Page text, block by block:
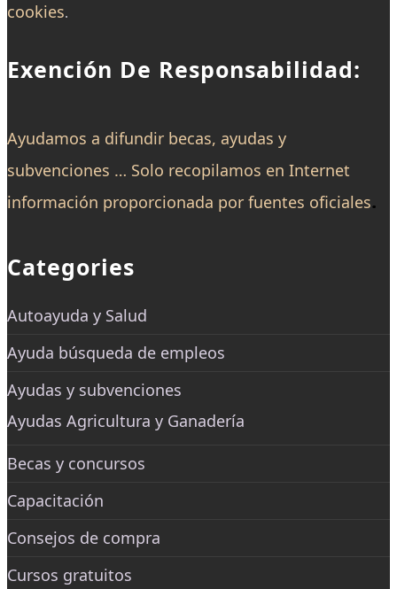
cookies.
Exención De Responsabilidad:
Ayudamos a difundir becas, ayudas y
subvenciones … Solo recopilamos en Internet
información proporcionada por fuentes oficiales.
Categories
Autoayuda y Salud
Ayuda búsqueda de empleos
Ayudas y subvenciones
Ayudas Agricultura y Ganadería
Becas y concursos
Capacitación
Consejos de compra
Cursos gratuitos